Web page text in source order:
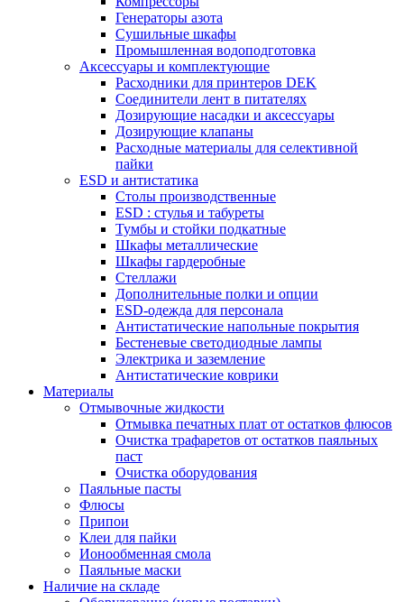
Генераторы азота
Сушильные шкафы
Промышленная водоподготовка
Аксессуары и комплектующие
Расходники для принтеров DEK
Соединители лент в питателях
Дозирующие насадки и аксессуары
Дозирующие клапаны
Расходные материалы для селективной
пайки
ESD и антистатика
Столы производственные
ESD : cтулья и табуреты
Тумбы и стойки подкатные
Шкафы металлические
Шкафы гардеробные
Стеллажи
Дополнительные полки и опции
ESD-одежда для персонала
Антистатические напольные покрытия
Бестеневые светодиодные лампы
Электрика и заземление
Антистатические коврики
Материалы
Отмывочные жидкости
Отмывка печатных плат от остатков флюсов
Очистка трафаретов от остатков паяльных
паст
Очистка оборудования
Паяльные пасты
Флюсы
Припои
Клеи для пайки
Ионообменная смола
Паяльные маски
Наличие на складе